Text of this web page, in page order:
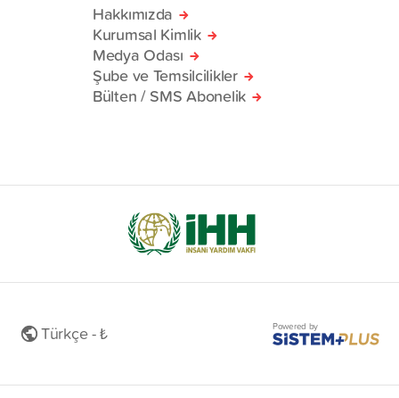
Hakkımızda
Kurumsal Kimlik
Medya Odası
Şube ve Temsilcilikler
Bülten / SMS Abonelik
Türkçe - ₺ Powered by